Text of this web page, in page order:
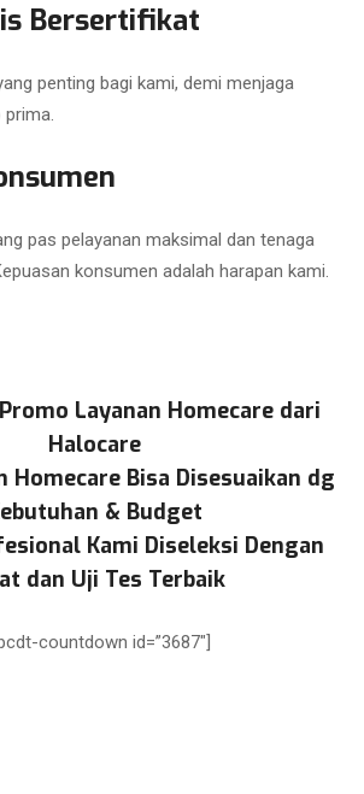
Bersertifikat
penting bagi kami, demi menjaga
prima.
pas pelayanan maksimal dan tenaga
konsumen adalah harapan kami.
Layanan Homecare dari
Halocare
Homecare Bisa Disesuaikan dg
& Budget
Kami Diseleksi Dengan
dan Uji Tes Terbaik
countdown id=”3687″]